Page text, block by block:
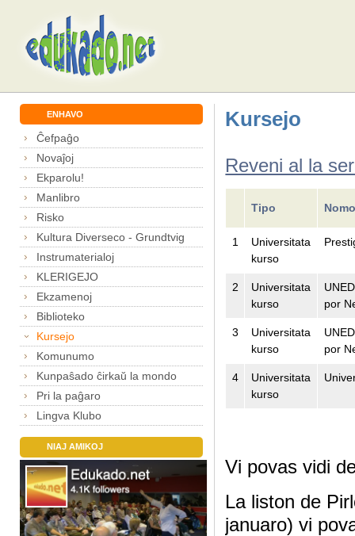
ENHAVO
Ĉefpaĝo
Novaĵoj
Ekparolu!
Manlibro
Risko
Kultura Diverseco - Grundtvig
Instrumaterialoj
KLERIGEJO
Ekzamenoj
Biblioteko
Kursejo
Komunumo
Kunpaŝado ĉirkaŭ la mondo
Pri la paĝaro
Lingva Klubo
NIAJ AMIKOJ
Kursejo
Reveni al la
Tipo
1
Universitata
kurso
2
Universitata
kurso
por
3
Universitata
kurso
por
4
Universitata
kurso
Vi povas vidi
La liston de
januaro) vi